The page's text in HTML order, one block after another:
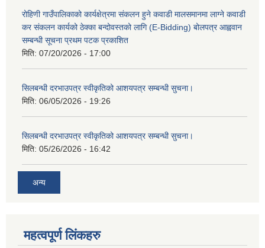
रोहिणी गाउँपालिकाको कार्यक्षेत्रमा संकलन हुने कवाडी मालसमानमा लाग्ने कवाडी
कर संकलन कार्यको ठेक्का बन्दोवस्तको लागि (E-Bidding) बोलपत्र आह्ववान
सम्बन्धी सूचना प्रथम पटक प्रकाशित
मिति: 07/20/2026 - 17:00
सिलबन्धी दरभाउपत्र स्वीकृतिको आशयपत्र सम्बन्धी सुचना।
मिति: 06/05/2026 - 19:26
सिलबन्धी दरभाउपत्र स्वीकृतिको आशयपत्र सम्बन्धी सुचना।
मिति: 05/26/2026 - 16:42
अन्य
महत्वपूर्ण लिंकहरु